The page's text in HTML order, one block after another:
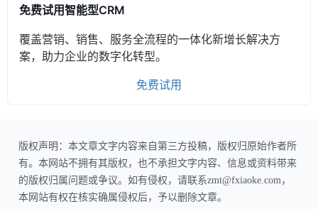
免费试用智能型CRM
覆盖营销、销售、服务全流程的一体化新增长解决方
案，助力企业的数字化转型。
免费试用
版权声明：本文章文字内容来自第三方投稿，版权归原始作者所
有。本网站不拥有其版权，也不承担文字内容、信息或资料带来
的版权归属问题或争议。如有侵权，请联系zmt@fxiaoke.com，
本网站有权在核实确属侵权后，予以删除文章。